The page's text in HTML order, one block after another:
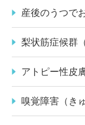
産後のうつで
梨状筋症候群
アトピー性皮
嗅覚障害（き